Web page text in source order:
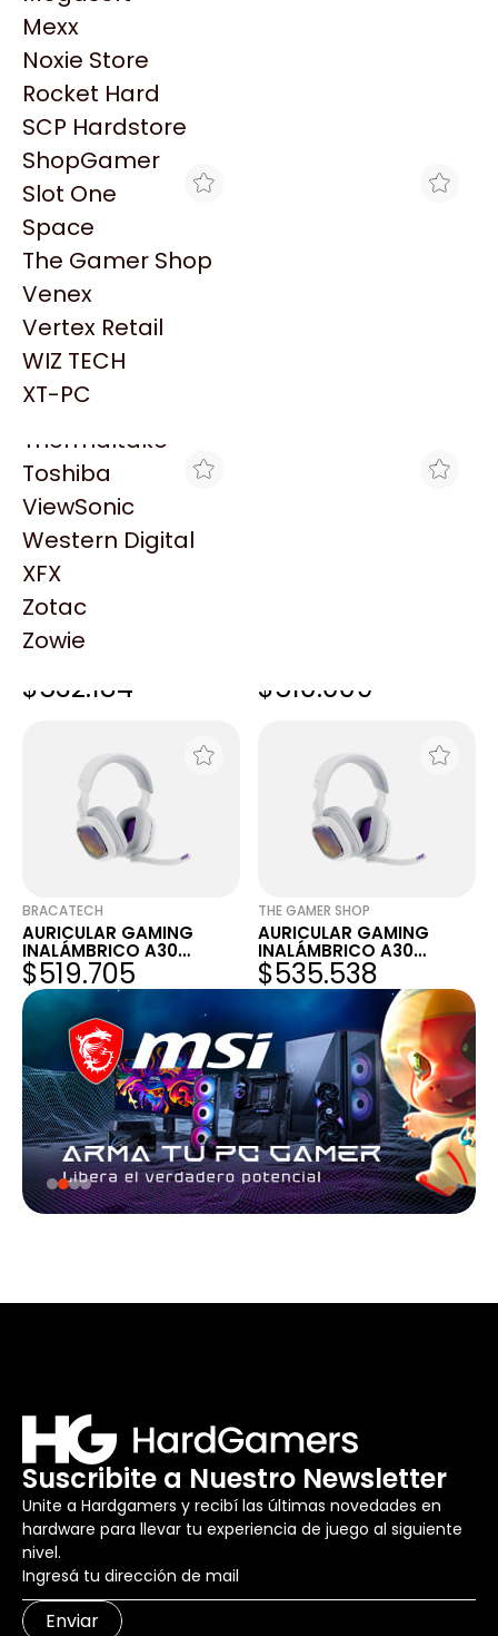
PNY
Palit
Philips
PowerColor
Razer
Redragon
Samsung
Sandisk
Sapphire
Seagate
Sentey
Solarmax
Thermaltake
Toshiba
ViewSonic
Western Digital
XFX
Zotac
Zowie
Mexx
Noxie Store
Rocket Hard
SCP Hardstore
ShopGamer
Slot One
Space
The Gamer Shop
Venex
Vertex Retail
WIZ TECH
XT-PC
Productos
Similares
Explorá más productos similares
AMONPUL TEAM
AURICULARES LOGITECH
GAMING BLANCOS
$503.403
AURICULAR INALÁMBRICO
$532.184 $510.009
BRACATECH
AURICULAR GAMING
INALÁMBRICO A30
BLANCO
$519.705
THE GAMER SHOP
AURICULAR GAMING
INALÁMBRICO A30
BLANCO
$535.538
Suscribite a Nuestro Newsletter
Unite a Hardgamers y recibí las últimas novedades en
hardware para llevar tu experiencia de juego al siguiente
nivel.
Enviar